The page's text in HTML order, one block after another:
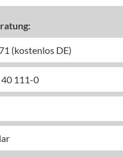
(kostenlos DE)
40 111-0